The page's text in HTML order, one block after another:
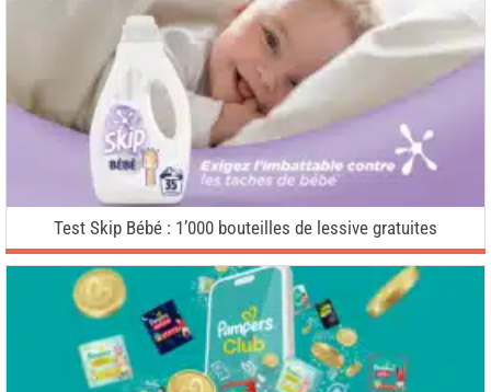
Test Skip Bébé : 1’000 bouteilles de lessive gratuites